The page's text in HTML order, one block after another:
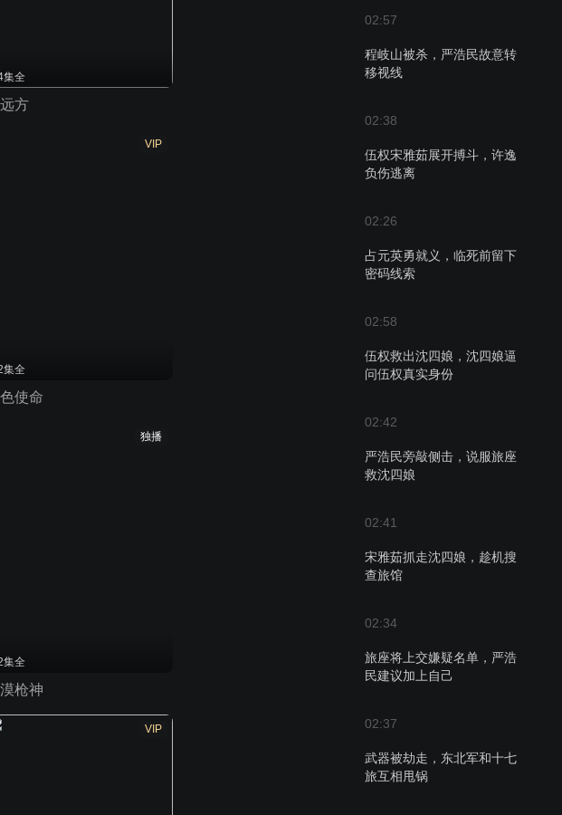
02:57
程岐山被杀，严浩民故意转
移视线
02:38
伍权宋雅茹展开搏斗，许逸
负伤逃离
02:26
占元英勇就义，临死前留下
密码线索
02:58
伍权救出沈四娘，沈四娘逼
问伍权真实身份
02:42
严浩民旁敲侧击，说服旅座
救沈四娘
02:41
宋雅茹抓走沈四娘，趁机搜
查旅馆
02:34
旅座将上交嫌疑名单，严浩
民建议加上自己
02:37
武器被劫走，东北军和十七
旅互相甩锅
集全
方
VIP
集全
使命
独播
集全
枪神
VIP